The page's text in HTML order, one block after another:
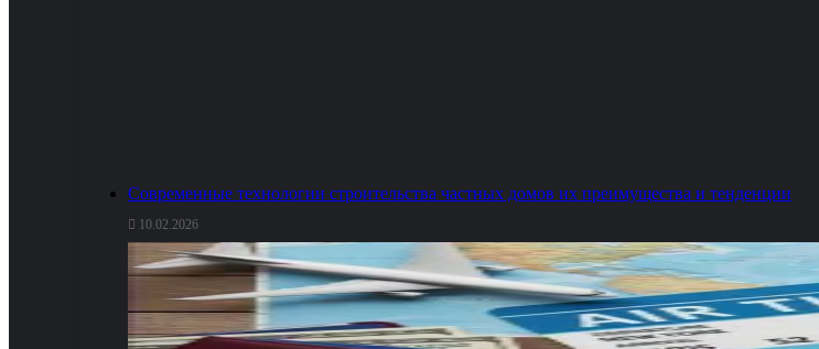
Современные технологии строительства частных домов их преимущества и тенденции
10.02.2026